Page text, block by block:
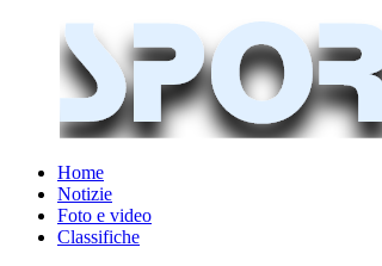
Home
Notizie
Foto e video
Classifiche